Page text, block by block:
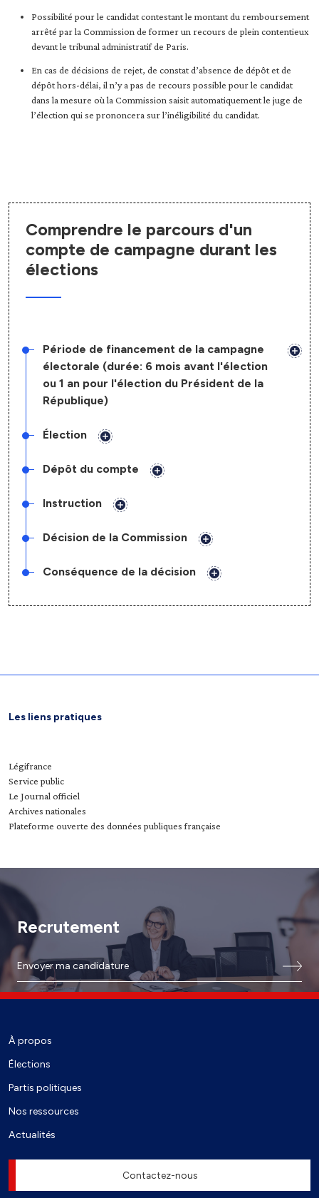
Possibilité pour le candidat contestant le montant du remboursement
arrêté par la Commission de former un recours de plein contentieux
devant le tribunal administratif de Paris.
En cas de décisions de rejet, de constat d’absence de dépôt et de
dépôt hors-délai, il n’y a pas de recours possible pour le candidat
dans la mesure où la Commission saisit automatiquement le juge de
l’élection qui se prononcera sur l’inéligibilité du candidat.
Comprendre le parcours d'un
compte de campagne durant les
élections
Période de financement de la campagne
électorale (durée: 6 mois avant l'élection
ou 1 an pour l'élection du Président de la
République)
Élection
Dépôt du compte
Instruction
Décision de la Commission
Conséquence de la décision
Les liens pratiques
Légifrance
Service public
Le Journal officiel
Archives nationales
Plateforme ouverte des données publiques française
Recrutement
Envoyer ma candidature
À propos
Élections
Partis politiques
Nos ressources
Actualités
Contactez-nous